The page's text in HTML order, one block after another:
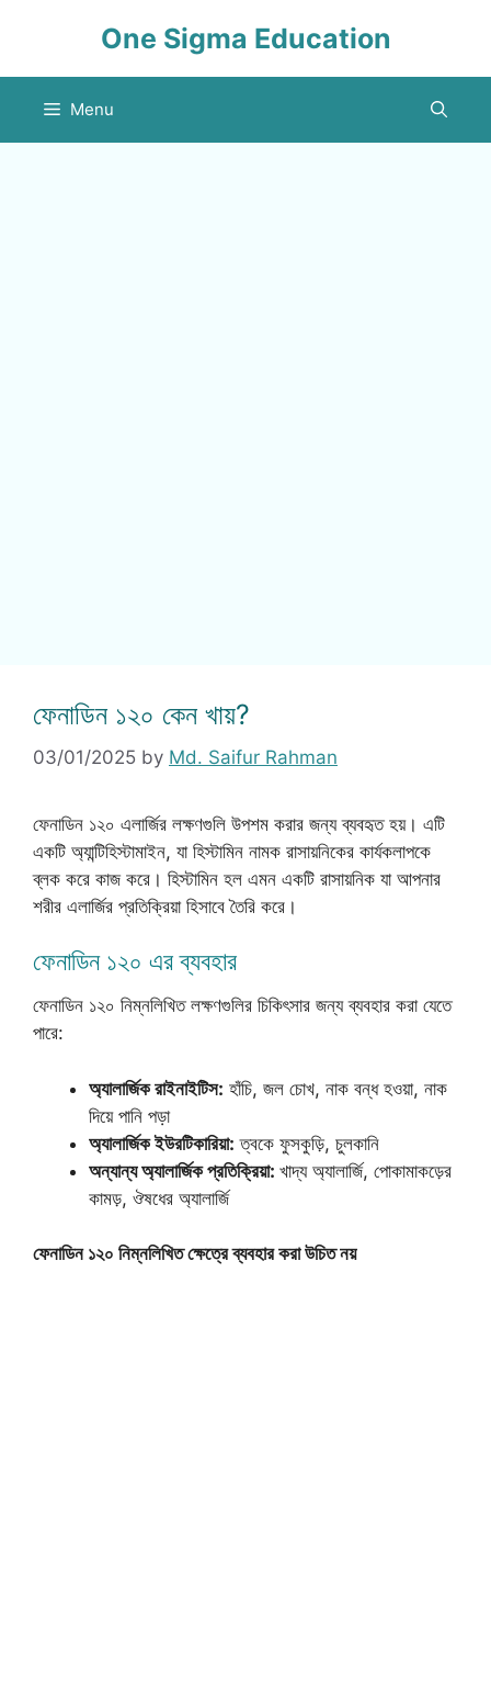
One Sigma Education
Menu
ফেনাডিন ১২০ কেন খায়?
03/01/2025 by Md. Saifur Rahman
ফেনাডিন ১২০ এলার্জির লক্ষণগুলি উপশম করার জন্য ব্যবহৃত হয়। এটি
একটি অ্যান্টিহিস্টামাইন, যা হিস্টামিন নামক রাসায়নিকের কার্যকলাপকে
ব্লক করে কাজ করে। হিস্টামিন হল এমন একটি রাসায়নিক যা আপনার
শরীর এলার্জির প্রতিক্রিয়া হিসাবে তৈরি করে।
ফেনাডিন ১২০ এর ব্যবহার
ফেনাডিন ১২০ নিম্নলিখিত লক্ষণগুলির চিকিৎসার জন্য ব্যবহার করা যেতে
পারে:
অ্যালার্জিক রাইনাইটিস: হাঁচি, জল চোখ, নাক বন্ধ হওয়া, নাক
দিয়ে পানি পড়া
অ্যালার্জিক ইউরটিকারিয়া: ত্বকে ফুসকুড়ি, চুলকানি
অন্যান্য অ্যালার্জিক প্রতিক্রিয়া: খাদ্য অ্যালার্জি, পোকামাকড়ের
কামড়, ঔষধের অ্যালার্জি
ফেনাডিন ১২০ নিম্নলিখিত ক্ষেত্রে ব্যবহার করা উচিত নয়